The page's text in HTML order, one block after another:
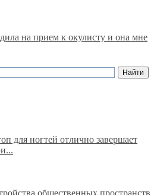
на прием к окулисту и она мне
для ногтей отлично завершает